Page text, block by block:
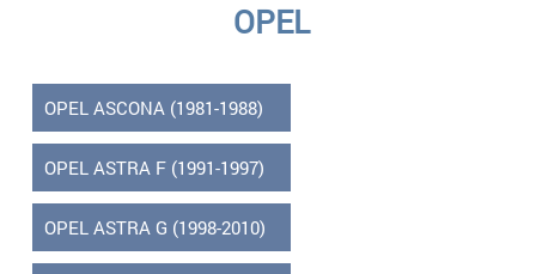
OPEL
OPEL ASCONA (1981-1988)
OPEL ASTRA F (1991-1997)
OPEL ASTRA G (1998-2010)